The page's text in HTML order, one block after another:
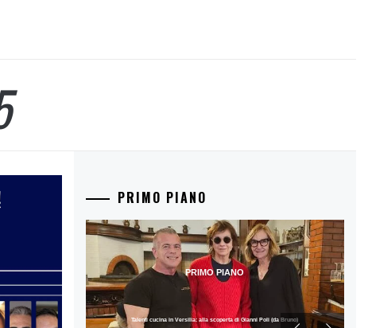
PRIMO PIANO
Talenti cucina in Versilia: alla scoperta di Gianni Poli (da Bruno)
PRIMO PIANO